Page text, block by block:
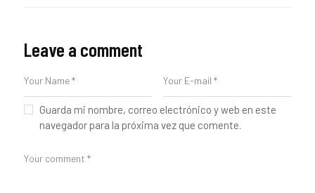
Leave a comment
Guarda mi nombre, correo electrónico y web en este
navegador para la próxima vez que comente.